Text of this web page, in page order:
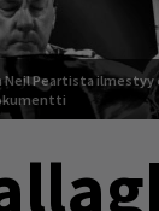
Neil Peartista ilmestyy